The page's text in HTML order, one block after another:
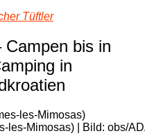
Tüftler
Campen bis in
in
les-Mimosas) | Bild: obs/